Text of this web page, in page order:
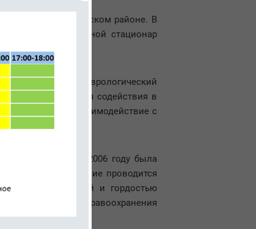
работу на Невском районе. В
был основан дневной стационар
ещё на 25 мест.
Психоневрологический
была создана для содействия в
наладили взаимодействие с
Так в 2006 году была
пациентов. Лечение проводится
основой и гордостью
службой здравоохранения